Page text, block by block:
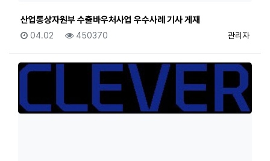
산업통상자원부 수출바우처사업 우수사례 기사 게재
등록자
관리자
등록일
04.02 조회
450370